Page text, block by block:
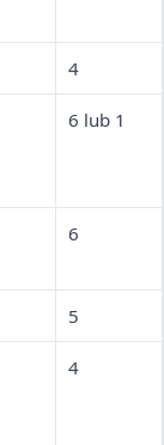
4
6 lub 1
6
5
4